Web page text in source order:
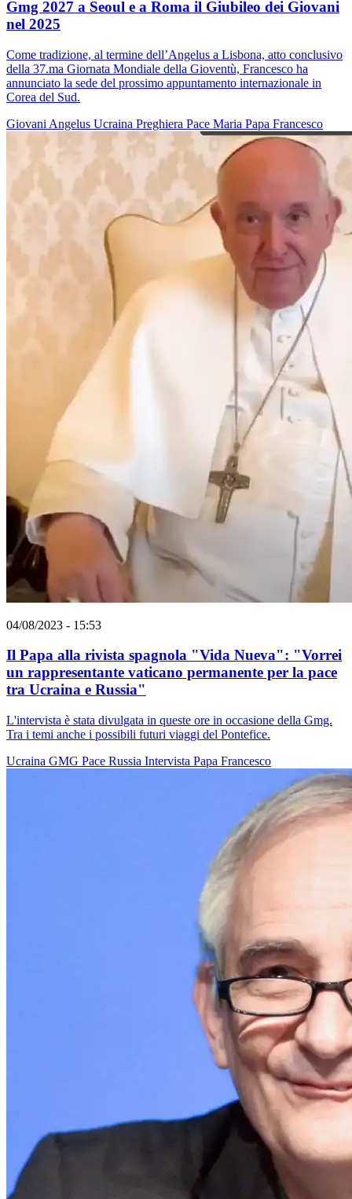
Gmg 2027 a Seoul e a Roma il Giubileo dei Giovani
nel 2025
Come tradizione, al termine dell’Angelus a Lisbona, atto conclusivo
della 37.ma Giornata Mondiale della Gioventù, Francesco ha
annunciato la sede del prossimo appuntamento internazionale in
Corea del Sud.
Giovani Angelus Ucraina Preghiera Pace Maria Papa Francesco
04/08/2023 - 15:53
Il Papa alla rivista spagnola "Vida Nueva": "Vorrei
un rappresentante vaticano permanente per la pace
tra Ucraina e Russia"
L'intervista è stata divulgata in queste ore in occasione della Gmg.
Tra i temi anche i possibili futuri viaggi del Pontefice.
Ucraina GMG Pace Russia Intervista Papa Francesco